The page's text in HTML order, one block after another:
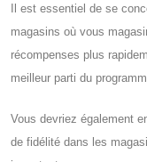
Il est essentiel de se
magasins où vous
récompenses plus
meilleur parti du
Vous devriez également
de fidélité dans les